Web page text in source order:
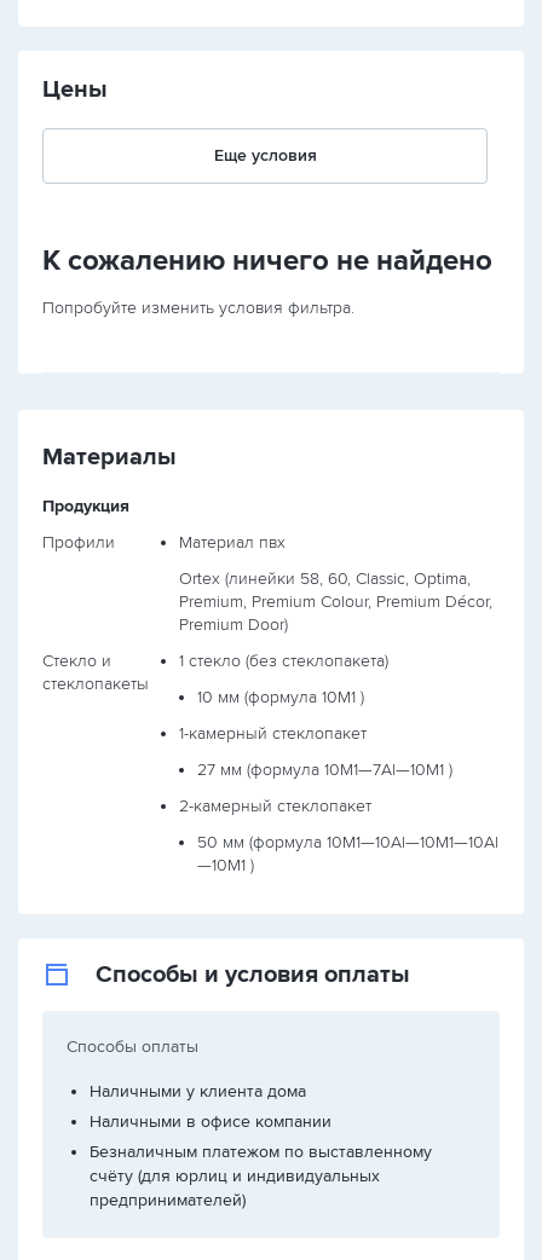
Цены
Еще условия
К сожалению ничего не найдено
Попробуйте изменить условия фильтра.
Материалы
Продукция
Профили
Материал пвх
Ortex (линейки 58, 60, Classic, Optima,
Premium, Premium Colour, Premium Décor,
Premium Door)
Стекло и
стеклопакеты
1 стекло (без стеклопакета)
10 мм (формула 10М1 )
1-камерный стеклопакет
27 мм (формула 10М1—7Al—10М1 )
2-камерный стеклопакет
50 мм (формула 10М1—10Al—10М1—10Al
—10М1 )
Способы и условия оплаты
Способы оплаты
Наличными у клиента дома
Наличными в офисе компании
Безналичным платежом по выставленному
счёту (для юрлиц и индивидуальных
предпринимателей)